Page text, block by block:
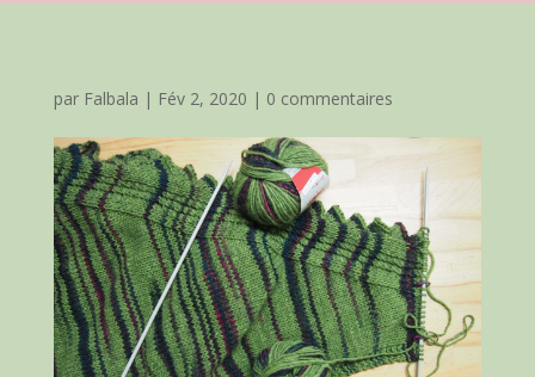
par Falbala | Fév 2, 2020 | 0 commentaires